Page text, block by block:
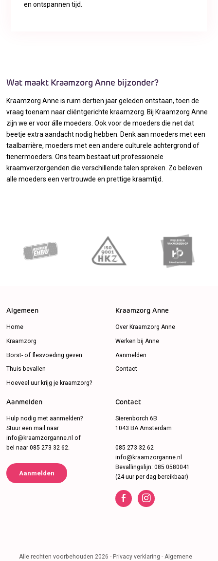
en ontspannen tijd.
Wat maakt Kraamzorg Anne bijzonder?
Kraamzorg Anne is ruim dertien jaar geleden ontstaan, toen de
vraag toenam naar cliëntgerichte kraamzorg. Bij Kraamzorg Anne
zijn we er voor álle moeders. Ook voor de moeders die net dat
beetje extra aandacht nodig hebben. Denk aan moeders met een
taalbarrière, moeders met een andere culturele achtergrond of
tienermoeders. Ons team bestaat uit professionele
kraamverzorgenden die verschillende talen spreken. Zo beleven
alle moeders een vertrouwde en prettige kraamtijd.
Algemeen
Home
Kraamzorg
Borst- of flesvoeding geven
Thuis bevallen
Hoeveel uur krijg je kraamzorg?
Kraamzorg Anne
Over Kraamzorg Anne
Werken bij Anne
Aanmelden
Contact
Aanmelden
Hulp nodig met aanmelden?
Stuur een mail naar
info@kraamzorganne.nl of
bel naar 085 273 32 62.
Aanmelden
Contact
Sierenborch 6B
1043 BA Amsterdam
085 273 32 62
info@kraamzorganne.nl
Bevallingslijn: 085 0580041
(24 uur per dag bereikbaar)
Alle rechten voorbehouden 2026 - Privacy verklaring - Algemene